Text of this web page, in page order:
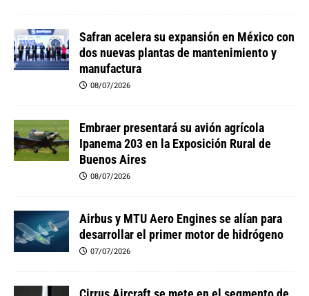
Safran acelera su expansión en México con
dos nuevas plantas de mantenimiento y
manufactura
08/07/2026
Embraer presentará su avión agrícola
Ipanema 203 en la Exposición Rural de
Buenos Aires
08/07/2026
Airbus y MTU Aero Engines se alían para
desarrollar el primer motor de hidrógeno
07/07/2026
Cirrus Aircraft se mete en el segmento de